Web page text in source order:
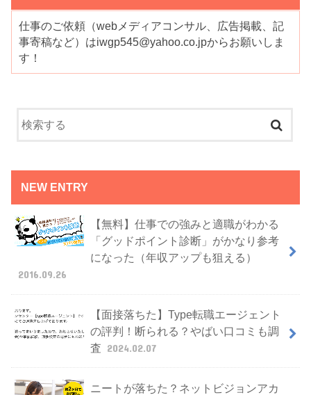
仕事のご依頼（webメディアコンサル、広告掲載、記
事寄稿など）はiwgp545@yahoo.co.jpからお願いしま
す！
NEW ENTRY
【無料】仕事での強みと適職がわかる
「グッドポイント診断」がかなり参考
になった（年収アップも狙える）
2016.09.26
【面接落ちた】Type転職エージェント
の評判！断られる？やばい口コミも調
査 2024.02.07
ニートが落ちた？ネットビジョンアカ